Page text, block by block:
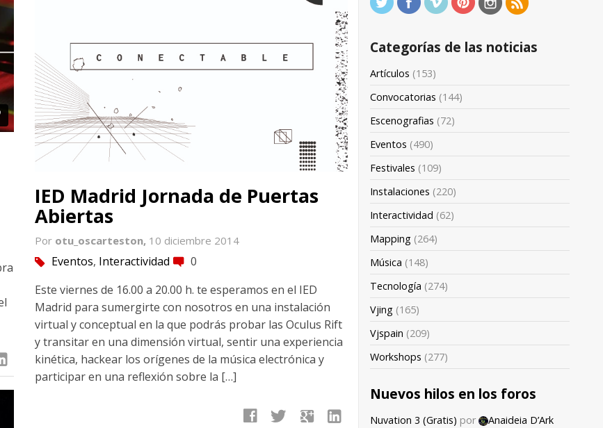
IED Madrid Jornada de Puertas
Abiertas
Por otu_oscarteston, 10 diciembre 2014
tag Eventos, Interactividad comment 0
Este viernes de 16.00 a 20.00 h. te esperamos en el IED
Madrid para sumergirte con nosotros en una instalación
virtual y conceptual en la que podrás probar las Oculus Rift
y transitar en una dimensión virtual, sentir una experiencia
kinética, hackear los orígenes de la música electrónica y
participar en una reflexión sobre la […]
facebook twitter google linkedin
Categorías de las noticias
Artículos (153)
Convocatorias (144)
Escenografias (72)
Eventos (490)
Festivales (109)
Instalaciones (220)
Interactividad (62)
Mapping (264)
Música (148)
Tecnología (274)
Vjing (165)
Vjspain (209)
Workshops (277)
Nuevos hilos en los foros
Nuvation 3 (Gratis) por
Anaideia D’Ark